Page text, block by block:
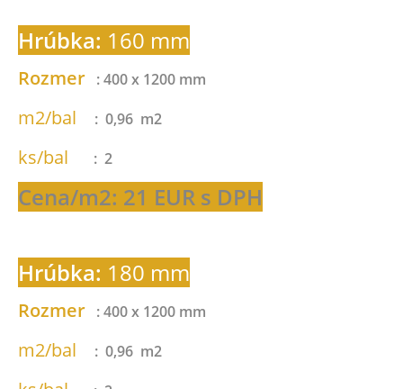
Hrúbka: 160 mm
Rozmer : 400 x 1200 mm
m2/bal : 0,96 m2
ks/bal : 2
Cena/m2: 21 EUR s DPH
Hrúbka: 180 mm
Rozmer : 400 x 1200 mm
m2/bal : 0,96 m2